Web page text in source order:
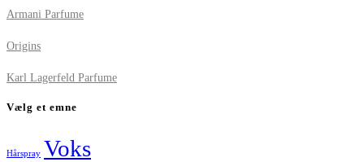
Armani Parfume
Origins
Karl Lagerfeld Parfume
Vælg et emne
Hårspray Voks